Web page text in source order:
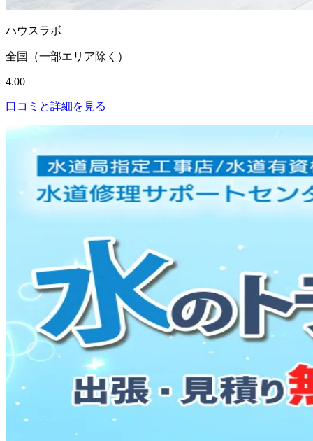
ハウスラボ
全国（一部エリア除く）
4.00
口コミと詳細を見る